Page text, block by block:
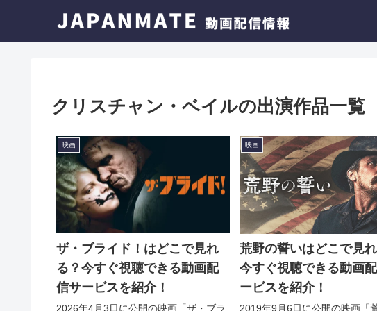
クリスチャン・ベイルの出演作品一覧
映画
ザ・ブライド！はどこで見れ
る？今すぐ視聴できる動画配
信サービスを紹介！
2026年4月3日に公開の映画「ザ・ブラ
映画
荒野の誓いはどこで見
今すぐ視聴できる動画
ービスを紹介！
2019年9月6日に公開の映画「